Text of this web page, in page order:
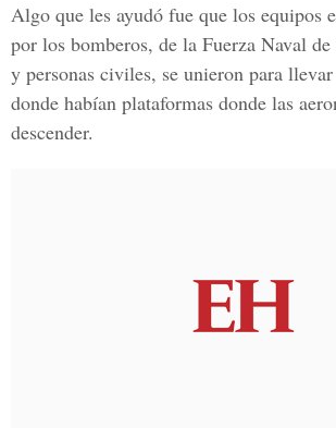
Algo que les ayudó fue que los equipos
por los bomberos, de la Fuerza Naval
y personas civiles, se unieron para
donde habían plataformas donde las
descender.